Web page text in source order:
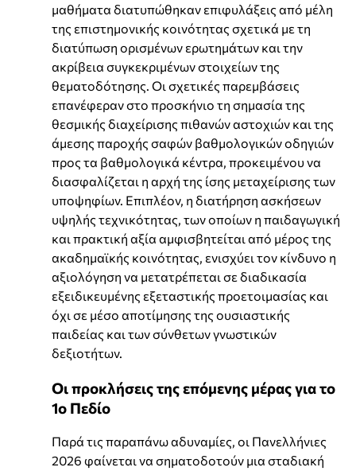
μαθήματα διατυπώθηκαν επιφυλάξεις από μέλη
της επιστημονικής κοινότητας σχετικά με τη
διατύπωση ορισμένων ερωτημάτων και την
ακρίβεια συγκεκριμένων στοιχείων της
θεματοδότησης. Οι σχετικές παρεμβάσεις
επανέφεραν στο προσκήνιο τη σημασία της
θεσμικής διαχείρισης πιθανών αστοχιών και της
άμεσης παροχής σαφών βαθμολογικών οδηγιών
προς τα βαθμολογικά κέντρα, προκειμένου να
διασφαλίζεται η αρχή της ίσης μεταχείρισης των
υποψηφίων. Επιπλέον, η διατήρηση ασκήσεων
υψηλής τεχνικότητας, των οποίων η παιδαγωγική
και πρακτική αξία αμφισβητείται από μέρος της
ακαδημαϊκής κοινότητας, ενισχύει τον κίνδυνο η
αξιολόγηση να μετατρέπεται σε διαδικασία
εξειδικευμένης εξεταστικής προετοιμασίας και
όχι σε μέσο αποτίμησης της ουσιαστικής
παιδείας και των σύνθετων γνωστικών
δεξιοτήτων.
Οι προκλήσεις της επόμενης μέρας για το
1ο Πεδίο
Παρά τις παραπάνω αδυναμίες, οι Πανελλήνιες
2026 φαίνεται να σηματοδοτούν μια σταδιακή